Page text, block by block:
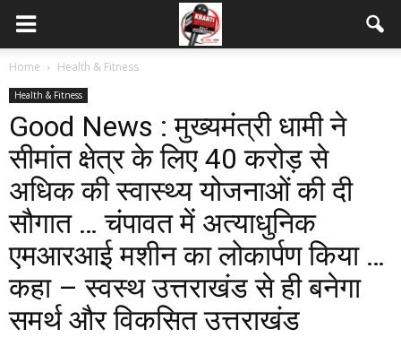
Home Health & Fitness
Health & Fitness
Good News : मुख्यमंत्री धामी ने
सीमांत क्षेत्र के लिए 40 करोड़ से
अधिक की स्वास्थ्य योजनाओं की दी
सौगात … चंपावत में अत्याधुनिक
एमआरआई मशीन का लोकार्पण किया …
कहा – स्वस्थ उत्तराखंड से ही बनेगा
समर्थ और विकसित उत्तराखंड